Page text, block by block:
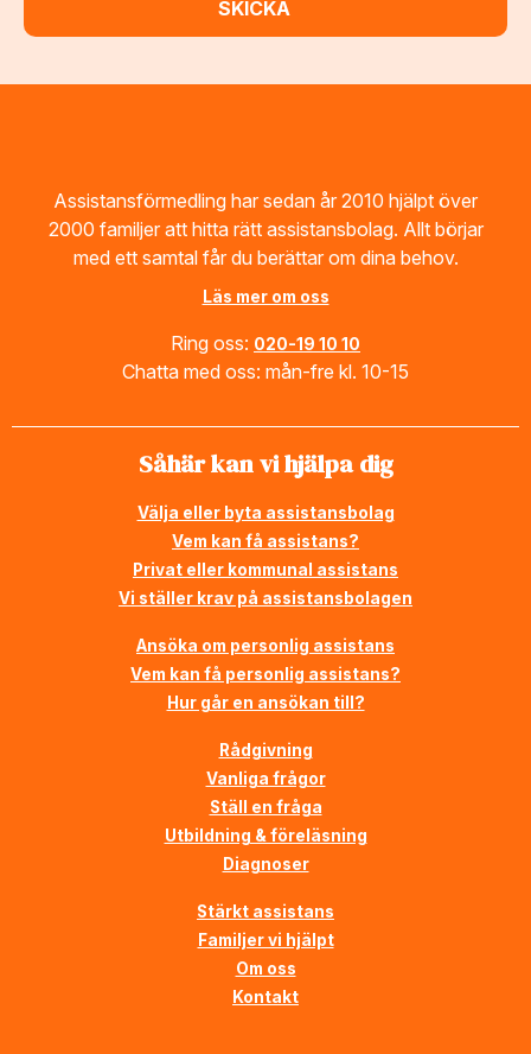
Assistansförmedling har sedan år 2010 hjälpt över
2000 familjer att hitta rätt assistansbolag. Allt börjar
med ett samtal får du berättar om dina behov.
Läs mer om oss
Ring oss: 020-19 10 10
Chatta med oss: mån-fre kl. 10-15
Såhär kan vi hjälpa dig
Välja eller byta assistansbolag
Vem kan få assistans?
Privat eller kommunal assistans
Vi ställer krav på assistansbolagen
Ansöka om personlig assistans
Vem kan få personlig assistans?
Hur går en ansökan till?
Rådgivning
Vanliga frågor
Ställ en fråga
Utbildning & föreläsning
Diagnoser
Stärkt assistans
Familjer vi hjälpt
Om oss
Kontakt